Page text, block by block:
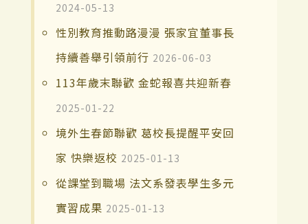
2024-05-13
性別教育推動路漫漫 張家宜董事長
持續善舉引領前行 2026-06-03
113年歲末聯歡 金蛇報喜共迎新春
2025-01-22
境外生春節聯歡 葛校長提醒平安回
家 快樂返校 2025-01-13
從課堂到職場 法文系發表學生多元
實習成果 2025-01-13